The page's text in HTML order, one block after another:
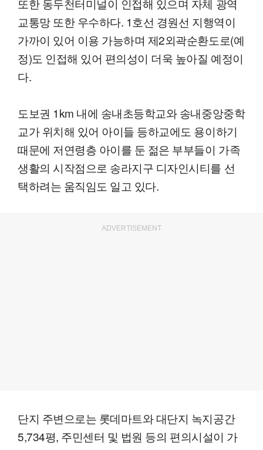
교통망 또한 우수하다. 1호선 경원선 지행역이
가까이 있어 이용 가능하며 제2외곽순환도로(예
정)도 인접해 있어 편의성이 더욱 높아질 예정이
다.
도보권 1km 내에 송내초등학교와 송내중앙중학
교가 위치해 있어 아이들 등하교에도 용이하기
때문에 저연령층 아이를 둔 젊은 부부들이 가족
생활의 시작점으로 송라지구 디자인시티를 선
택하려는 움직임도 일고 있다.
ADVERTISEMENT
단지 주변으로는 롯데마트와 대단지 녹지공간
5,734평, 주민센터 및 법원 등의 편의시설이 가